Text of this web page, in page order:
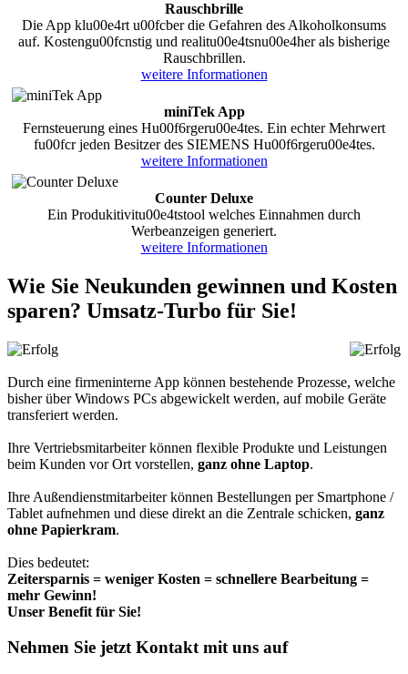
Rauschbrille
Die App klu00e4rt u00fcber die Gefahren des Alkoholkonsums
auf. Kostengu00fcnstig und realitu00e4tsnu00e4her als bisherige
Rauschbrillen.
weitere Informationen
miniTek App
Fernsteuerung eines Hu00f6rgeru00e4tes. Ein echter Mehrwert
fu00fcr jeden Besitzer des SIEMENS Hu00f6rgeru00e4tes.
weitere Informationen
Counter Deluxe
Ein Produkitivitu00e4tstool welches Einnahmen durch
Werbeanzeigen generiert.
weitere Informationen
Wie Sie Neukunden gewinnen und Kosten
sparen? Umsatz-Turbo für Sie!
Durch eine firmeninterne App können bestehende Prozesse, welche
bisher über Windows PCs abgewickelt werden, auf mobile Geräte
transferiert werden.
Ihre Vertriebsmitarbeiter können flexible Produkte und Leistungen
beim Kunden vor Ort vorstellen, ganz ohne Laptop.
Ihre Außendienstmitarbeiter können Bestellungen per Smartphone /
Tablet aufnehmen und diese direkt an die Zentrale schicken, ganz
ohne Papierkram.
Dies bedeutet:
Zeitersparnis = weniger Kosten = schnellere Bearbeitung =
mehr Gewinn!
Unser Benefit für Sie!
Nehmen Sie jetzt Kontakt mit uns auf